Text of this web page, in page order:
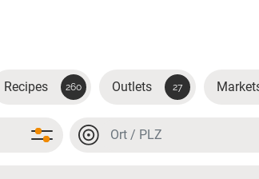
Recipes 260 Outlets 27
Location or postal code